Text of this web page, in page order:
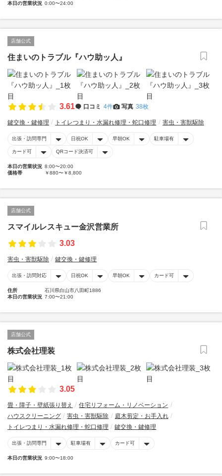
本日の営業状況 0:00〜24:00
店舗公式
住まいのトラブル『ハウ助ッ人』
3.61 口コミ 4件 写真 38枚
鍵交換・鍵修理 トイレつまり・水漏れ修理・蛇口修理 害虫・害獣駆除
出張・訪問専門 日祝OK 早朝OK 駐車場有
カード可 QRコード決済可
本日の営業状況 8:00〜20:00
価格帯
￥880〜￥8,800
店舗公式
スマイルレスキュー金沢営業所
3.03
害虫・害獣駆除 鍵交換・鍵修理
出張・訪問対応 日祝OK 早朝OK カード可
住所
石川県白山市八田町1886
本日の営業状況 7:00〜21:00
店舗公式
株式会社理装
3.05
畳・障子・壁紙張り替え
住宅リフォーム・リノベーション
ハウスクリーニング
害虫・害獣駆除
庭木剪定・お手入れ
トイレつまり・水漏れ修理・蛇口修理
鍵交換・鍵修理
出張・訪問専門 駐車場有 カード可
本日の営業状況 9:00〜18:00